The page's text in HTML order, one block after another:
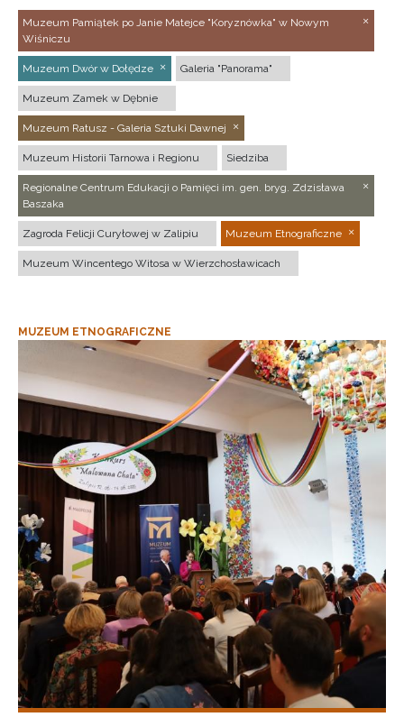
Muzeum Pamiątek po Janie Matejce "Koryznówka" w Nowym
Wiśniczu
Muzeum Dwór w Dołędze Galeria "Panorama"
Muzeum Zamek w Dębnie
Muzeum Ratusz - Galeria Sztuki Dawnej
Muzeum Historii Tarnowa i Regionu Siedziba
Regionalne Centrum Edukacji o Pamięci im. gen. bryg. Zdzisława
Baszaka
Zagroda Felicji Curyłowej w Zalipiu Muzeum Etnograficzne
Muzeum Wincentego Witosa w Wierzchosławicach
MUZEUM ETNOGRAFICZNE